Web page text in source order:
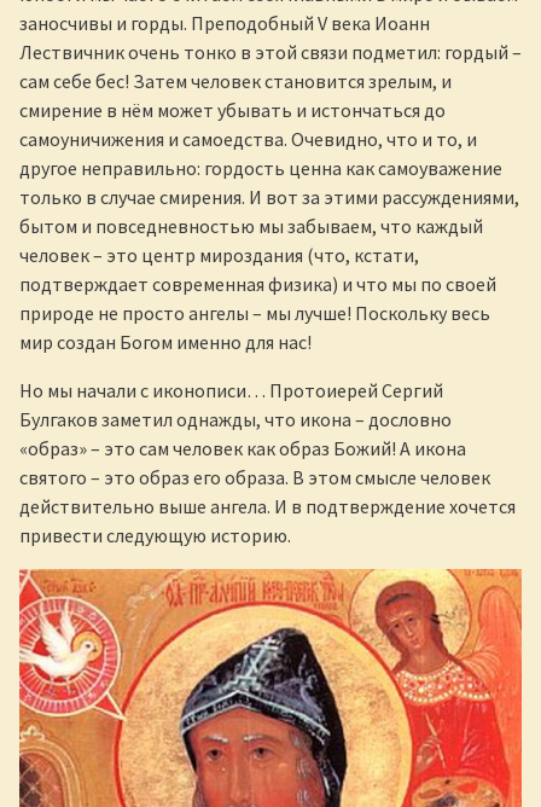
заносчивы и горды. Преподобный V века Иоанн
Лествичник очень тонко в этой связи подметил: гордый –
сам себе бес! Затем человек становится зрелым, и
смирение в нём может убывать и истончаться до
самоуничижения и самоедства. Очевидно, что и то, и
другое неправильно: гордость ценна как самоуважение
только в случае смирения. И вот за этими рассуждениями,
бытом и повседневностью мы забываем, что каждый
человек – это центр мироздания (что, кстати,
подтверждает современная физика) и что мы по своей
природе не просто ангелы – мы лучше! Поскольку весь
мир создан Богом именно для нас!
Но мы начали с иконописи… Протоиерей Сергий
Булгаков заметил однажды, что икона – дословно
«образ» – это сам человек как образ Божий! А икона
святого – это образ его образа. В этом смысле человек
действительно выше ангела. И в подтверждение хочется
привести следующую историю.